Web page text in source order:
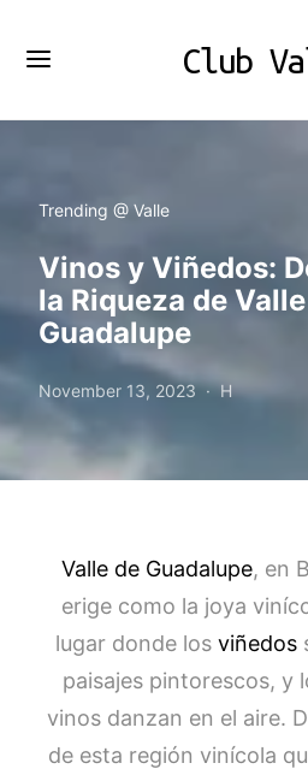
Club
Trending @ Valle
Vinos y Viñedos:
la Riqueza de
Guadalupe
November 13, 2023 H
Valle de Guadalupe, en
erige como la joya
lugar donde los viñedos
paisajes pintorescos, y
vinos danzan en el aire.
de esta región vinícola